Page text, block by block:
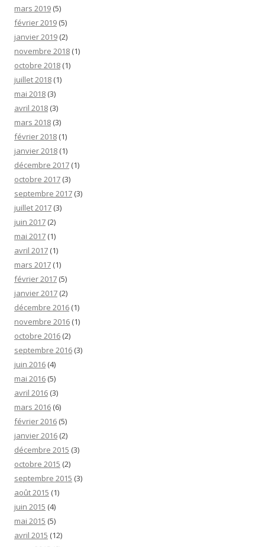
mars 2019 (5)
février 2019 (5)
janvier 2019 (2)
novembre 2018 (1)
octobre 2018 (1)
juillet 2018 (1)
mai 2018 (3)
avril 2018 (3)
mars 2018 (3)
février 2018 (1)
janvier 2018 (1)
décembre 2017 (1)
octobre 2017 (3)
septembre 2017 (3)
juillet 2017 (3)
juin 2017 (2)
mai 2017 (1)
avril 2017 (1)
mars 2017 (1)
février 2017 (5)
janvier 2017 (2)
décembre 2016 (1)
novembre 2016 (1)
octobre 2016 (2)
septembre 2016 (3)
juin 2016 (4)
mai 2016 (5)
avril 2016 (3)
mars 2016 (6)
février 2016 (5)
janvier 2016 (2)
décembre 2015 (3)
octobre 2015 (2)
septembre 2015 (3)
août 2015 (1)
juin 2015 (4)
mai 2015 (5)
avril 2015 (12)